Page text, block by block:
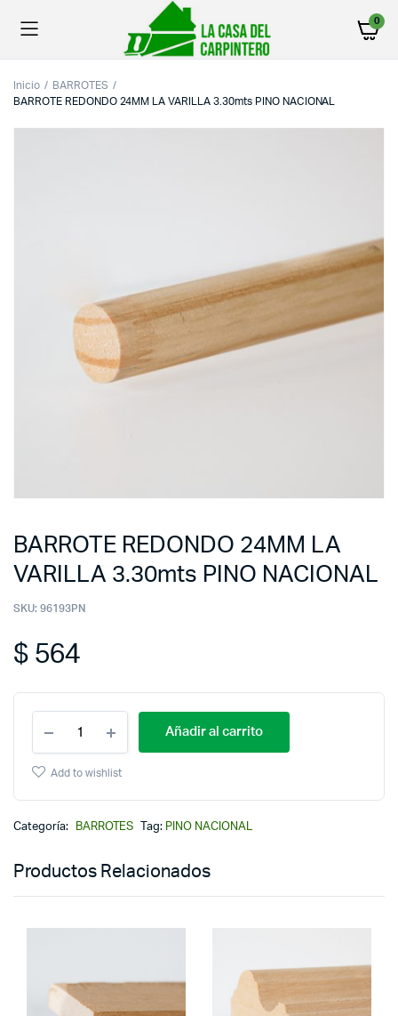
0
Inicio
BARROTES
BARROTE REDONDO 24MM LA VARILLA 3.30mts PINO NACIONAL
BARROTE REDONDO 24MM LA
VARILLA 3.30mts PINO NACIONAL
SKU: 96193PN
$564
Añadir al carrito
Add to wishlist
Categoría: BARROTES Tag: PINO NACIONAL
Productos Relacionados